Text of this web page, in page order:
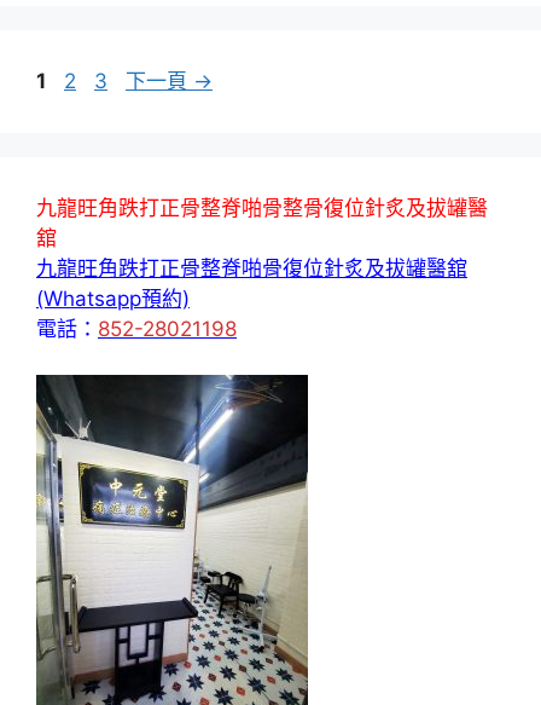
頁
1
頁
2
頁
3 下一頁 →
九龍旺角跌打正骨整脊啪骨整骨復位針炙及拔罐醫
舘
九龍旺角跌打正骨整脊啪骨復位針炙及拔罐醫舘
(Whatsapp預約)
電話： 852-28021198